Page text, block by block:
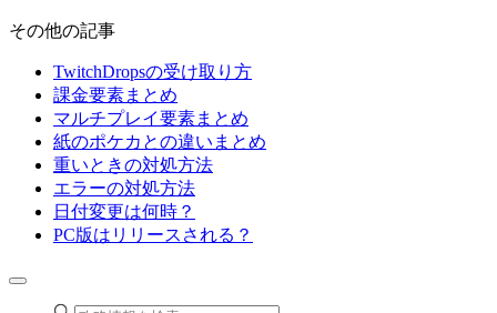
その他の記事
TwitchDropsの受け取り方
課金要素まとめ
マルチプレイ要素まとめ
紙のポケカとの違いまとめ
重いときの対処方法
エラーの対処方法
日付変更は何時？
PC版はリリースされる？